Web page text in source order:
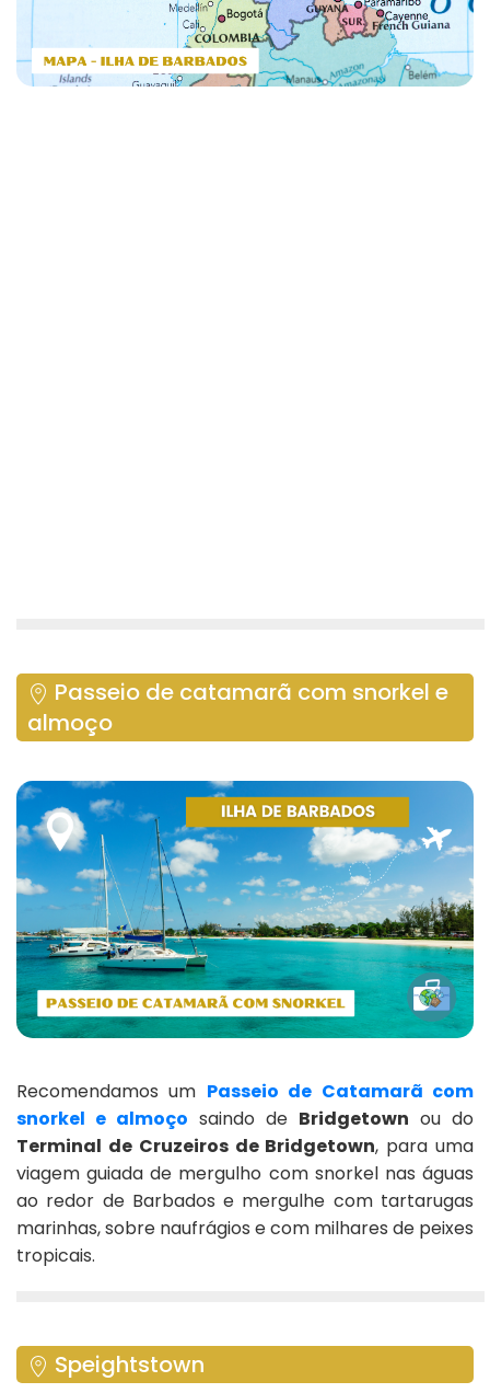
Passeio de catamarã com snorkel e
almoço
Recomendamos um Passeio de Catamarã com
snorkel e almoço saindo de Bridgetown ou do
Terminal de Cruzeiros de Bridgetown, para uma
viagem guiada de mergulho com snorkel nas águas
ao redor de Barbados e mergulhe com tartarugas
marinhas, sobre naufrágios e com milhares de peixes
tropicais.
Speightstown